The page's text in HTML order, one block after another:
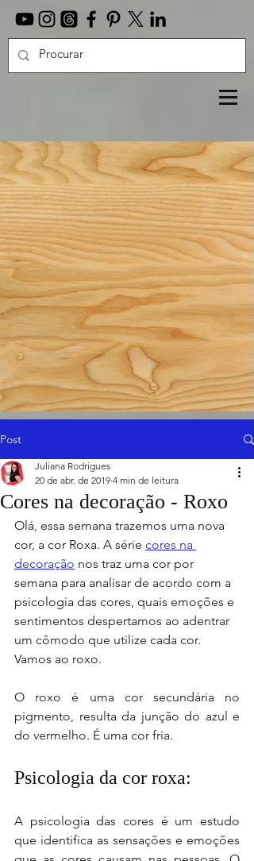
Post
Cores na decoração - Roxo
Juliana Rodrigues
20 de abr. de 2019 4 min de leitura
Olá, essa semana trazemos uma nova
cor, a cor Roxa. A série cores na
decoração nos traz uma cor por
semana para analisar de acordo com a
psicologia das cores, quais emoções e
sentimentos despertamos ao adentrar
um cômodo que utilize cada cor.
Vamos ao roxo.
O roxo é uma cor secundária no
pigmento, resulta da junção do azul e
do vermelho. É uma cor fria.
Psicologia da cor roxa:
A psicologia das cores é um estudo
que identifica as sensações e emoções